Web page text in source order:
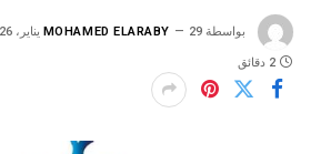
بواسطة MOHAMED ELARABY 29 يناير، 2026
2 دقائق